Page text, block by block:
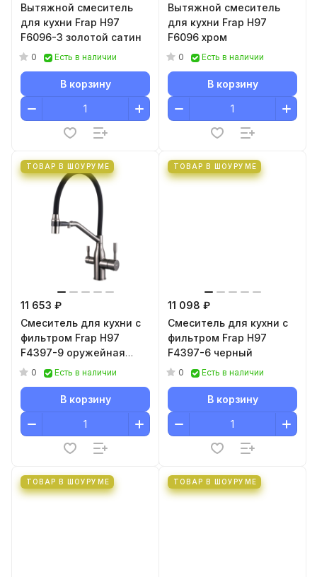
Вытяжной смеситель
для кухни Frap H97
F6096-3 золотой сатин
0 Есть в наличии
В корзину
Вытяжной смеситель
для кухни Frap H97
F6096 хром
0 Есть в наличии
В корзину
ТОВАР В ШОУРУМЕ
11 653 ₽
Смеситель для кухни с
фильтром Frap H97
F4397-9 оружейная
сталь
0 Есть в наличии
В корзину
ТОВАР В ШОУРУМЕ
11 098 ₽
Смеситель для кухни с
фильтром Frap H97
F4397-6 черный
0 Есть в наличии
В корзину
ТОВАР В ШОУРУМЕ ТОВАР В ШОУРУМЕ